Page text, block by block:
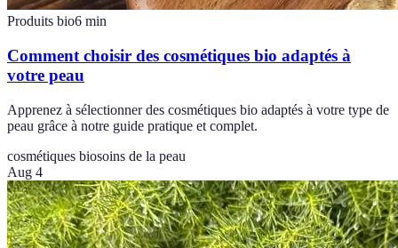
Produits bio6 min
Comment choisir des cosmétiques bio adaptés à
votre peau
Apprenez à sélectionner des cosmétiques bio adaptés à votre type de
peau grâce à notre guide pratique et complet.
cosmétiques biosoins de la peau
Aug 4